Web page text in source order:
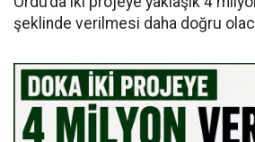
şeklinde verilmesi daha doğru